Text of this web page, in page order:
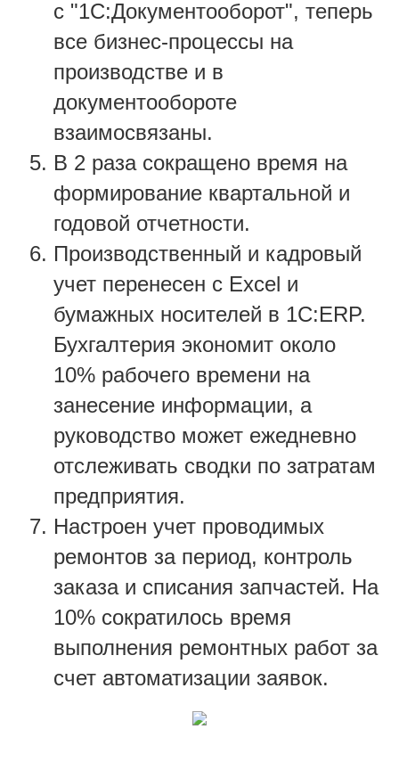
с "1С:Документооборот", теперь
все бизнес-процессы на
производстве и в
документообороте
взаимосвязаны.
В 2 раза сокращено время на
формирование квартальной и
годовой отчетности.
Производственный и кадровый
учет перенесен с Excel и
бумажных носителей в 1С:ERP.
Бухгалтерия экономит около
10% рабочего времени на
занесение информации, а
руководство может ежедневно
отслеживать сводки по затратам
предприятия.
Настроен учет проводимых
ремонтов за период, контроль
заказа и списания запчастей. На
10% сократилось время
выполнения ремонтных работ за
счет автоматизации заявок.